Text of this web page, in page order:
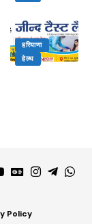
हरियाणा
हेल्थ
Policy